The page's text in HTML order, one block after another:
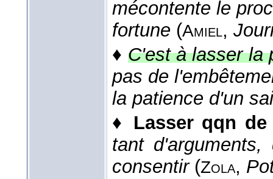
mécontente le
fortune (Amiel,
♦ C'est à lasser la
pas de
la patience d'un
♦ Lasser qqn
tant
consentir (Zola,